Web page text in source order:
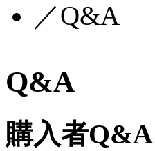
／Q&A
Q&A
購入者Q&A